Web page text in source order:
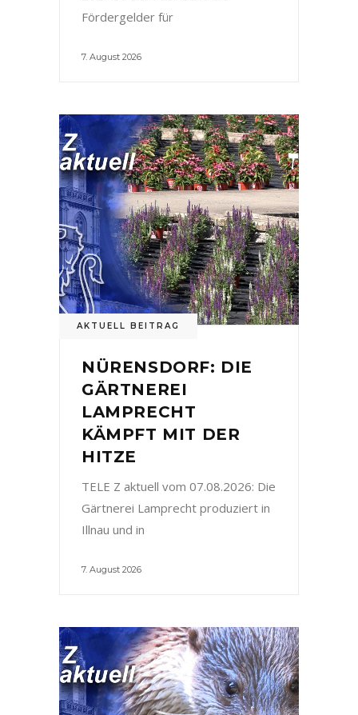
Fördergelder für
7. August 2026
AKTUELL BEITRAG
NÜRENSDORF: DIE
GÄRTNEREI
LAMPRECHT
KÄMPFT MIT DER
HITZE
TELE Z aktuell vom 07.08.2026: Die
Gärtnerei Lamprecht produziert in
Illnau und in
7. August 2026